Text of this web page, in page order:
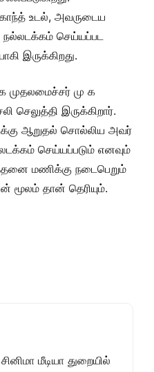
உடல், அவருடைய
செய்யப்பட
இருக்கிறது.
முதலமைச்சர் மு க
செலுத்தி இருக்கிறார்.
ஆறுதல் சொல்லிய அவர்
செய்யப்படும் எனவும்
மணிக்கு நடைபெறும்
மூலம் தான் தெரியும்.
மீடியா துறையில்